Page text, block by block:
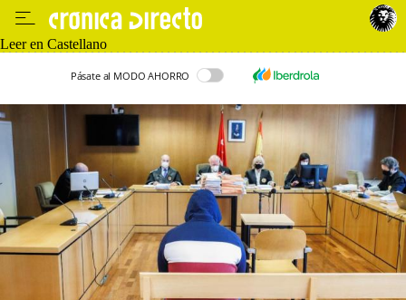
Leer en Castellano
Pásate al MODO AHORRO